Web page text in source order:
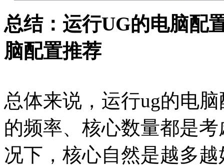
总结：运行UG的电脑配
脑配置推荐
总体来说，运行ug的电
的频率、核心数量都是
况下，核心自然是越多